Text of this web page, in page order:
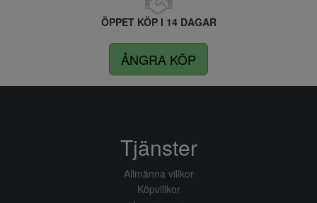
ÖPPET KÖP I 14 DAGAR
ÅNGRA KÖP
Tjänster
Allmänna villkor
Köpvillkor